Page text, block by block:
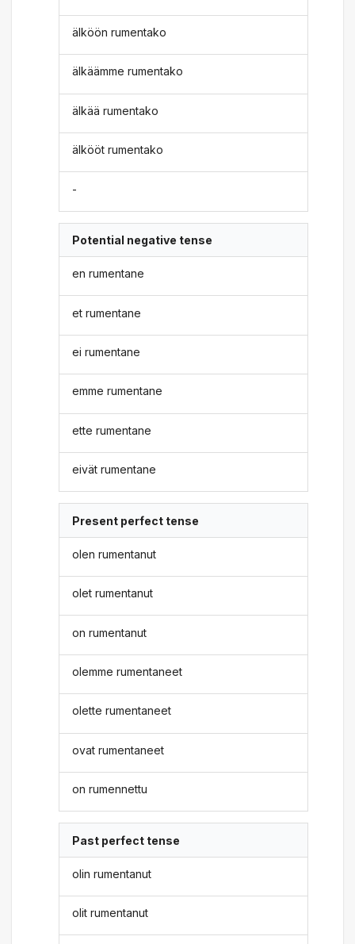
älköön rumentako
älkäämme rumentako
älkää rumentako
älkööt rumentako
-
Potential negative tense
en rumentane
et rumentane
ei rumentane
emme rumentane
ette rumentane
eivät rumentane
Present perfect tense
olen rumentanut
olet rumentanut
on rumentanut
olemme rumentaneet
olette rumentaneet
ovat rumentaneet
on rumennettu
Past perfect tense
olin rumentanut
olit rumentanut